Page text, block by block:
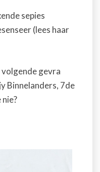
sepies
(lees haar
volgende gevra
Binnelanders, 7de